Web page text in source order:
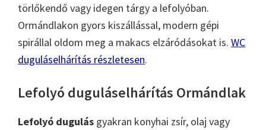
törlőkendő vagy idegen tárgy a lefolyóban.
Ormándlakon gyors kiszállással, modern gépi
spirállal oldom meg a makacs elzáródásokat is. WC
duguláselhárítás részletesen.
Lefolyó duguláselhárítás Ormándlak
Lefolyó dugulás gyakran konyhai zsír, olaj vagy